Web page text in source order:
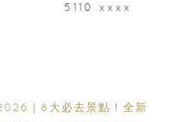
5110 xxxx
｜8大必去景點！全新